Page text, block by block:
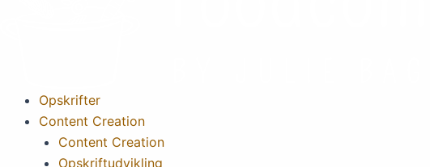
Opskrifter
Content Creation
Content Creation
Opskriftudvikling